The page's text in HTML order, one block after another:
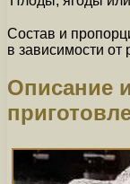
Состав и
в зависимости от
Описание